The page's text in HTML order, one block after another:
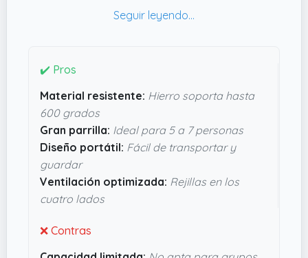
detalle práctico que ayuda a controlar mejor el
Lo que me parece bastante sólido es que está
hasta 600 ºC, y pintada para que no se oxide con
facilidad. Además, las rejillas de ventilación en
todos los lados aseguran que el carbón se
mantenga bien encendido durante la cocción,
algo esencial para una barbacoa sin sorpresas.
Si buscas algo fiable, práctico y sin demasiado
rollo, esta barbacoa parece cumplir con lo justo
✔️ Pros
Material resistente: Hierro soporta hasta
600 grados
Gran parrilla: Ideal para 5 a 7 personas
Diseño portátil: Fácil de transportar y
guardar
Ventilación optimizada: Rejillas en los
cuatro lados
❌ Contras